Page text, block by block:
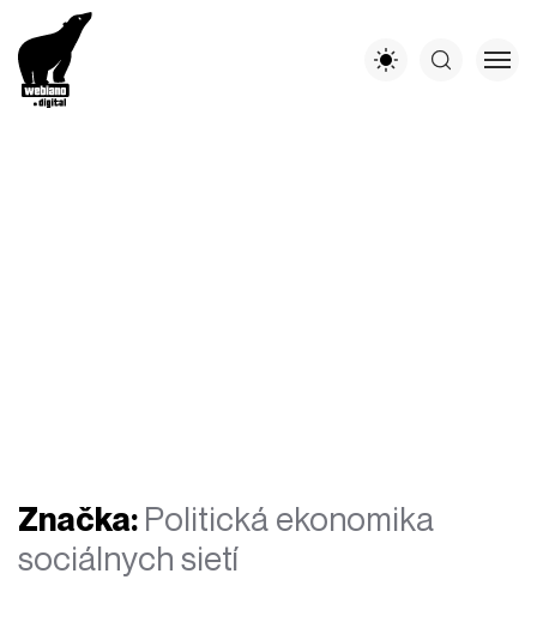
Značka: Politická ekonomika
sociálnych sietí